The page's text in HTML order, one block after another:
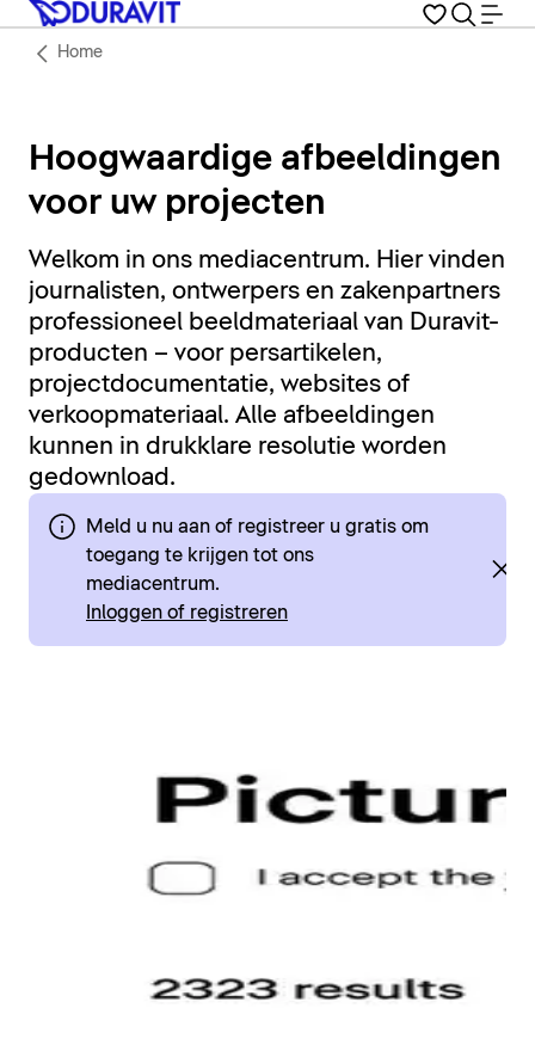
Home
Hoogwaardige afbeeldingen
voor uw projecten
Welkom in ons mediacentrum. Hier vinden
journalisten, ontwerpers en zakenpartners
professioneel beeldmateriaal van Duravit-
producten – voor persartikelen,
projectdocumentatie, websites of
verkoopmateriaal. Alle afbeeldingen
kunnen in drukklare resolutie worden
gedownload.
Meld u nu aan of registreer u gratis om
toegang te krijgen tot ons
mediacentrum.
Inloggen of registreren